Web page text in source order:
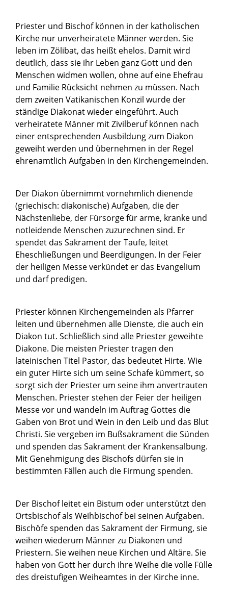
Priester und Bischof können in der katholischen
Kirche nur unverheiratete Männer werden. Sie
leben im Zölibat, das heißt ehelos. Damit wird
deutlich, dass sie ihr Leben ganz Gott und den
Menschen widmen wollen, ohne auf eine Ehefrau
und Familie Rücksicht nehmen zu müssen. Nach
dem zweiten Vatikanischen Konzil wurde der
ständige Diakonat wieder eingeführt. Auch
verheiratete Männer mit Zivilberuf können nach
einer entsprechenden Ausbildung zum Diakon
geweiht werden und übernehmen in der Regel
ehrenamtlich Aufgaben in den Kirchengemeinden.
Der Diakon übernimmt vornehmlich dienende
(griechisch: diakonische) Aufgaben, die der
Nächstenliebe, der Fürsorge für arme, kranke und
notleidende Menschen zuzurechnen sind. Er
spendet das Sakrament der Taufe, leitet
Eheschließungen und Beerdigungen. In der Feier
der heiligen Messe verkündet er das Evangelium
und darf predigen.
Priester können Kirchengemeinden als Pfarrer
leiten und übernehmen alle Dienste, die auch ein
Diakon tut. Schließlich sind alle Priester geweihte
Diakone. Die meisten Priester tragen den
lateinischen Titel Pastor, das bedeutet Hirte. Wie
ein guter Hirte sich um seine Schafe kümmert, so
sorgt sich der Priester um seine ihm anvertrauten
Menschen. Priester stehen der Feier der heiligen
Messe vor und wandeln im Auftrag Gottes die
Gaben von Brot und Wein in den Leib und das Blut
Christi. Sie vergeben im Bußsakrament die Sünden
und spenden das Sakrament der Krankensalbung.
Mit Genehmigung des Bischofs dürfen sie in
bestimmten Fällen auch die Firmung spenden.
Der Bischof leitet ein Bistum oder unterstützt den
Ortsbischof als Weihbischof bei seinen Aufgaben.
Bischöfe spenden das Sakrament der Firmung, sie
weihen wiederum Männer zu Diakonen und
Priestern. Sie weihen neue Kirchen und Altäre. Sie
haben von Gott her durch ihre Weihe die volle Fülle
des dreistufigen Weiheamtes in der Kirche inne.